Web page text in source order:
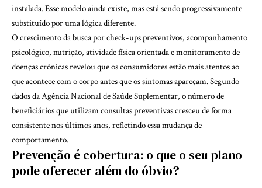
instalada. Esse modelo ainda existe, mas está sendo progressivamente
substituído por uma lógica diferente.
O crescimento da busca por check-ups preventivos, acompanhamento
psicológico, nutrição, atividade física orientada e monitoramento de
doenças crônicas revelou que os consumidores estão mais atentos ao
que acontece com o corpo antes que os sintomas apareçam. Segundo
dados da Agência Nacional de Saúde Suplementar, o número de
beneficiários que utilizam consultas preventivas cresceu de forma
consistente nos últimos anos, refletindo essa mudança de
comportamento.
Prevenção é cobertura: o que o seu plano
pode oferecer além do óbvio?